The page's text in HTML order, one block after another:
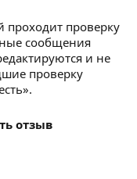
проходит проверку
сообщения
и не
проверку
отзыв